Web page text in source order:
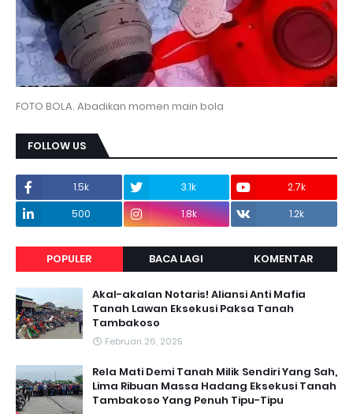
FOTO BOLA. Abadikan momen main bola
FOLLOW US
1.5k 3.1k
2.7k
500
1.8k 1.2k
POPULER BACA LAGI KOMENTAR
Akal-akalan Notaris! Aliansi Anti Mafia
Tanah Lawan Eksekusi Paksa Tanah
Tambakoso
Februari 26, 2025
Rela Mati Demi Tanah Milik Sendiri Yang Sah,
Lima Ribuan Massa Hadang Eksekusi Tanah
Tambakoso Yang Penuh Tipu-Tipu